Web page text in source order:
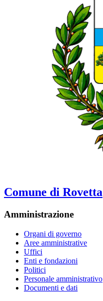
Comune di Rovetta
Amministrazione
Organi di governo
Aree amministrative
Uffici
Enti e fondazioni
Politici
Personale amministrativo
Documenti e dati